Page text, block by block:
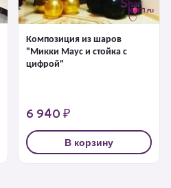
Композиция из шаров
"Микки Маус и стойка с
цифрой"
6 940 ₽
В корзину